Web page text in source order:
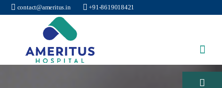
contact@ameritus.in +91-8619018421